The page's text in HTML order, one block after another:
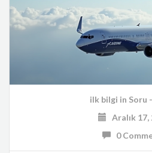
ilk bilgi in Soru
Aralık 17,
0